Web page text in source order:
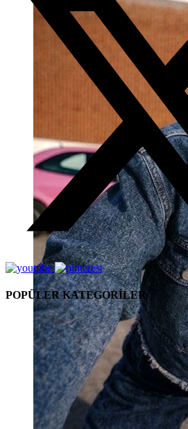
POPÜLER KATEGORİLER